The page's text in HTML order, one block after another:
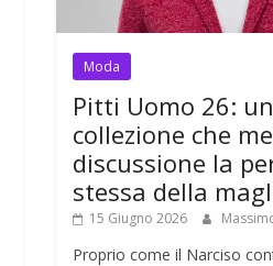
Moda
Pitti Uomo 26:
collezione che
discussione la
stessa della
15 Giugno 2026
Proprio come il Narciso